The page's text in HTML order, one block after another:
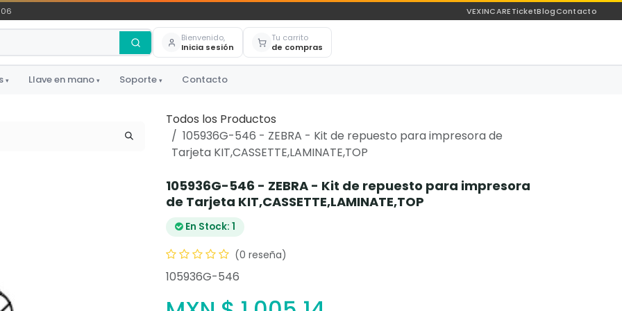
VEXINCARETicketBlogContacto
Bienvenido,
Inicia sesión
Tu carrito
de compras
▾ Llave en mano ▾ Soporte ▾ Contacto
Todos los Productos
105936G-546 - ZEBRA - Kit de repuesto para impresora de
Tarjeta KIT,CASSETTE,LAMINATE,TOP
105936G-546 - ZEBRA - Kit de repuesto para impresora
de Tarjeta KIT,CASSETTE,LAMINATE,TOP
En Stock: 1
(0 reseña)
105936G-546